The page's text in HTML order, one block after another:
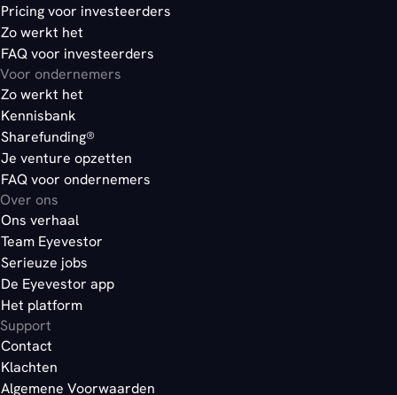
Pricing voor investeerders
Zo werkt het
FAQ voor investeerders
Voor ondernemers
Zo werkt het
Kennisbank
Sharefunding®
Je venture opzetten
FAQ voor ondernemers
Over ons
Ons verhaal
Team Eyevestor
Serieuze jobs
De Eyevestor app
Het platform
Support
Contact
Klachten
Algemene Voorwaarden